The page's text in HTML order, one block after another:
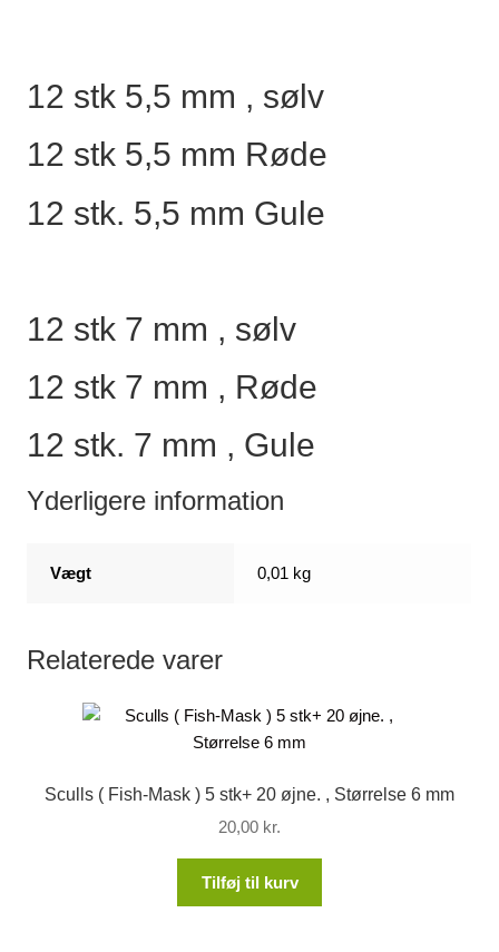
12 stk 5,5 mm , sølv
12 stk 5,5 mm Røde
12 stk. 5,5 mm Gule
12 stk 7 mm , sølv
12 stk 7 mm , Røde
12 stk. 7 mm , Gule
Yderligere information
Vægt 0,01 kg
Relaterede varer
Sculls ( Fish-Mask ) 5 stk+ 20 øjne. , Størrelse 6 mm
20,00 kr.
Tilføj til kurv